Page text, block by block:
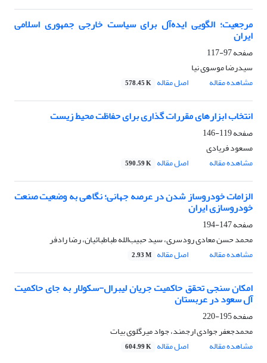
مرجعیت؛ الگویی ایده‌آل برای سیاست خارجی جمهوری اسلامی
ایران
صفحه97-117
سیدرضا موسوی نیا
مشاهده مقاله
اصل مقاله 578.45 K
انتخاب ابزارهای مقررات گذاری برای حفاظت محیط زیست
صفحه119-146
مسعود فریادی
مشاهده مقاله
اصل مقاله 590.59 K
الزامات خودروساز شدن در عرصه جهانی؛ نگاهی به وضعیت صنعت
خودروسازی ایران
صفحه147-194
محمد حسن معادی رودسری، سید حبیب‌الله طباطبائیان، رضا رادفر
مشاهده مقاله
اصل مقاله 2.93 M
امکان سنجی تحقق حاکمیت جریان لیبرال-سکولار به جای حاکمیت
آل سعود در عربستان
صفحه195-220
محمدجعفر جوادی ارجمند، جواد میرگلوی بیات
مشاهده مقاله
اصل مقاله 604.99 K